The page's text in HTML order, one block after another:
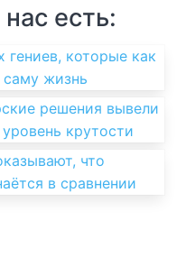
есть:
гениев, которые как
саму жизнь
решения вывели
крутости
что
в сравнении